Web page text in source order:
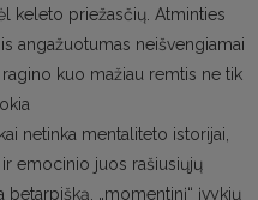
keleto priežasčių. Atminties
angažuotumas neišvengiamai
kuo mažiau remtis ne tik
netinka mentaliteto istorijai,
emocinio juos rašiusiųjų
„momentinį“ įvykių